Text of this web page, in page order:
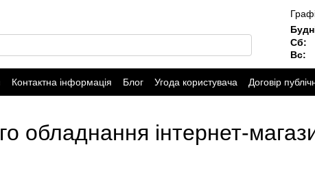
Сб:
Вс:
Контактна інформація Блог Угода користувача
Договір
обладнання інтернет-